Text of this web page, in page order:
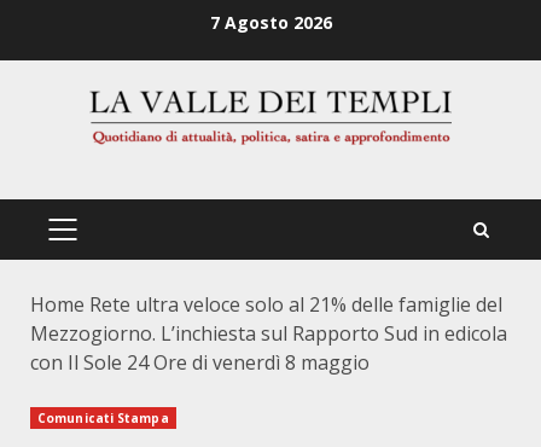
7 Agosto 2026
PRIMÄRES
Home Rete ultra veloce solo al 21% delle famiglie del
Mezzogiorno. L’inchiesta sul Rapporto Sud in edicola
con Il Sole 24 Ore di venerdì 8 maggio
Comunicati Stampa